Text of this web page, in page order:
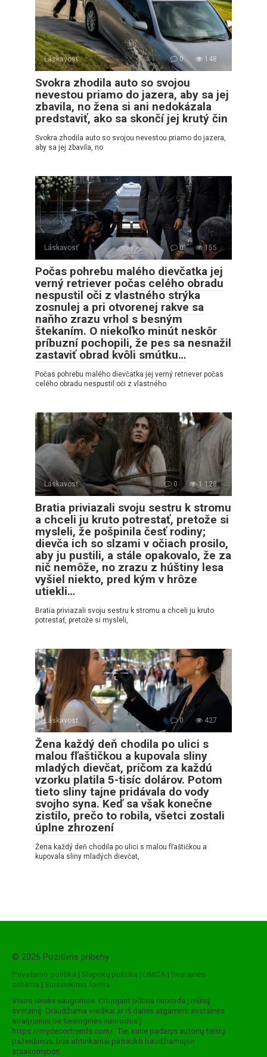
Láskavosť 0 148
Svokra zhodila auto so svojou
nevestou priamo do jazera, aby sa jej
zbavila, no žena si ani nedokázala
predstaviť, ako sa skončí jej krutý čin
Svokra zhodila auto so svojou nevestou priamo do jazera,
aby sa jej zbavila, no
Láskavosť 0 155
Počas pohrebu malého dievčatka jej
verný retriever počas celého obradu
nespustil oči z vlastného strýka
zosnulej a pri otvorenej rakve sa
naňho zrazu vrhol s besným
štekaním. O niekoľko minút neskôr
príbuzní pochopili, že pes sa nesnažil
zastaviť obrad kvôli smútku…
Počas pohrebu malého dievčatka jej verný retriever počas
celého obradu nespustil oči z vlastného
Láskavosť 0 1 128
Bratia priviazali svoju sestru k stromu
a chceli ju kruto potrestať, pretože si
mysleli, že pošpinila česť rodiny;
dievča ich so slzami v očiach prosilo,
aby ju pustili, a stále opakovalo, že za
nič nemôže, no zrazu z húštiny lesa
vyšiel niekto, pred kým v hrôze
utiekli…
Bratia priviazali svoju sestru k stromu a chceli ju kruto
potrestať, pretože si mysleli,
Láskavosť 0 427
Žena každý deň chodila po ulici s
malou fľaštičkou a kupovala sliny
mladých dievčat, pričom za každú
vzorku platila 5-tisíc dolárov. Potom
tieto sliny tajne pridávala do vody
svojho syna. Keď sa však konečne
zistilo, prečo to robila, všetci zostali
úplne zhrození
Žena každý deň chodila po ulici s malou fľaštičkou a
kupovala sliny mladých dievčat,
© 2026 Pozitívne príbehy
Privatumo politika | Slapukų politika | DMCA | Svetainės
schema | Susisiekimo forma
Visos teisės saugomos. Cituojant būtina nuoroda į mūsų
svetainę. Draudžiama visiškai ar iš dalies atgaminti svetainės
straipsnius be tiesioginės nuorodos į
https://mydecortrends.com/. Tie, kurie padarys autorių teisių
pažeidimus, bus atitinkamai patraukti baudžiamojon
atsakomybėn.